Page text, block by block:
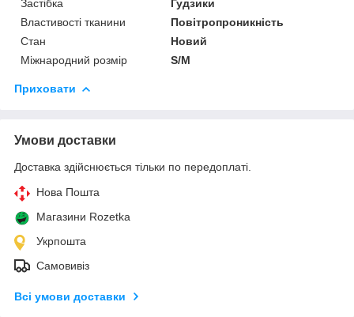
Застібка
Гудзики
Властивості тканини
Повітропроникність
Стан
Новий
Міжнародний розмір
S/M
Приховати
Умови доставки
Доставка здійснюється тільки по передоплаті.
Нова Пошта
Магазини Rozetka
Укрпошта
Самовивіз
Всі умови доставки